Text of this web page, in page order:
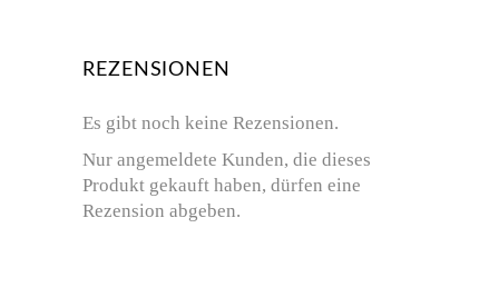
REZENSIONEN
Es gibt noch keine Rezensionen.
Nur angemeldete Kunden, die dieses
Produkt gekauft haben, dürfen eine
Rezension abgeben.